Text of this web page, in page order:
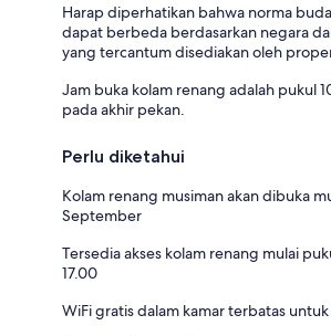
Harap diperhatikan bahwa norma
dapat berbeda berdasarkan negara
yang tercantum disediakan oleh
Jam buka kolam renang adalah pukul
pada akhir pekan.
Perlu diketahui
Kolam renang musiman akan dibuka
September
Tersedia akses kolam renang mulai
17.00
WiFi gratis dalam kamar terbatas